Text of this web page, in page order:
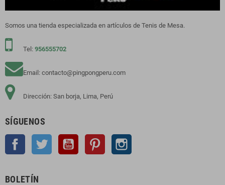
Somos una tienda especializada en artículos de Tenis de Mesa.
Tel: 956555702
Email: contacto@pingpongperu.com
Dirección: San borja, Lima, Perú
SÍGUENOS
Facebook Twitter YouTube Pinterest
BOLETÍN